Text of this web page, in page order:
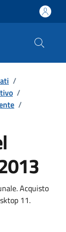
/
/
/
Acquisto
11.